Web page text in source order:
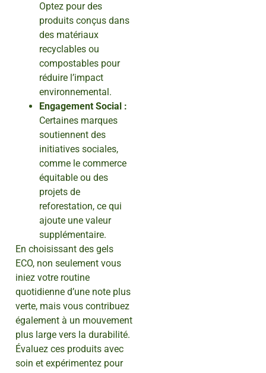
Optez pour des
produits conçus dans
des matériaux
recyclables ou
compostables pour
réduire l’impact
environnemental.
Engagement Social :
Certaines marques
soutiennent des
initiatives sociales,
comme le commerce
équitable ou des
projets de
reforestation, ce qui
ajoute une valeur
supplémentaire.
En choisissant des gels
ECO, non seulement vous
iniez votre routine
quotidienne d’une note plus
verte, mais vous contribuez
également à un mouvement
plus large vers la durabilité.
Évaluez ces produits avec
soin et expérimentez pour